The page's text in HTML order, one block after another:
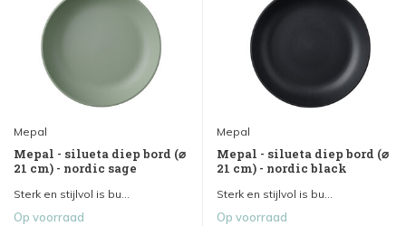
Mepal
Mepal - silueta diep bord (⌀
21 cm) - nordic sage
Sterk en stijlvol is bu...
Op voorraad
Mepal
Mepal - silueta diep bord (⌀
21 cm) - nordic black
Sterk en stijlvol is bu...
Op voorraad